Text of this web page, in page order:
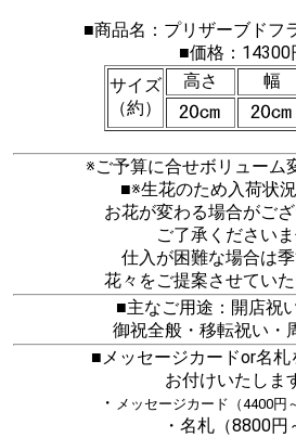
■商品名：プリザーブド
■価格：14300
サイズ
（約）
高さ 幅
※ご予算に合せボリューム
■※生花のため入荷状
お花が変わる場合がご
ご了承くださいま
仕入が困難な場合は
花々をご提案させていた
■主なご用途：開店祝
御祝全般・移転祝い・
■メッセージカードor名
お付けいたしま
・ メッセージカード（4400円
・名札（8800円